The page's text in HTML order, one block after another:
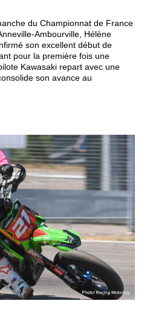
du Championnat de France
Ambourville, Hélène
son excellent début de
pour la première fois une
Kawasaki repart avec une
son avance au